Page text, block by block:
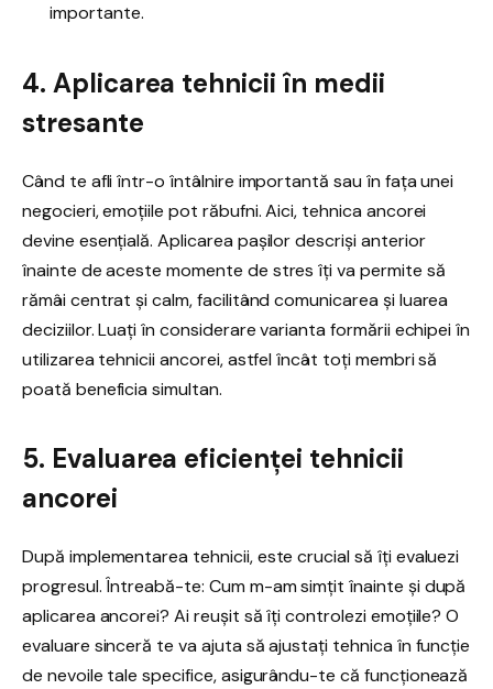
importante.
4. Aplicarea tehnicii în medii
stresante
Când te afli într-o întâlnire importantă sau în fața unei
negocieri, emoțiile pot răbufni. Aici, tehnica ancorei
devine esențială. Aplicarea pașilor descriși anterior
înainte de aceste momente de stres îți va permite să
rămâi centrat și calm, facilitând comunicarea și luarea
deciziilor. Luați în considerare varianta formării echipei în
utilizarea tehnicii ancorei, astfel încât toți membri să
poată beneficia simultan.
5. Evaluarea eficienței tehnicii
ancorei
După implementarea tehnicii, este crucial să îți evaluezi
progresul. Întreabă-te: Cum m-am simțit înainte și după
aplicarea ancorei? Ai reușit să îți controlezi emoțiile? O
evaluare sinceră te va ajuta să ajustați tehnica în funcție
de nevoile tale specifice, asigurându-te că funcționează